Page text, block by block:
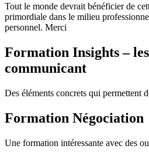
Tout le monde devrait bénéficier de
primordiale dans le milieu
personnel. Merci
Formation Insights –
communicant
Des éléments concrets qui permettent
Formation Négociation
Une formation intéressante avec des